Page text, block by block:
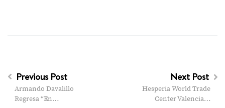
Previous Post
Armando Davalillo
Regresa “En…
Next Post
Hesperia World Trade
Center Valencia…